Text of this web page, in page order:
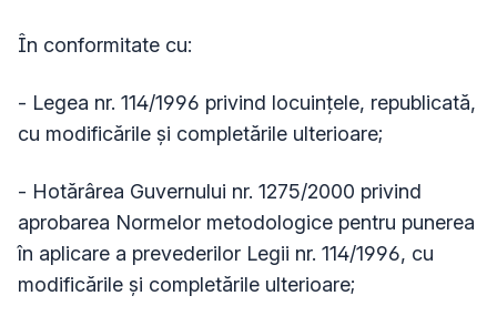
În conformitate cu:
- Legea nr. 114/1996 privind locuințele, republicată,
cu modificările și completările ulterioare;
- Hotărârea Guvernului nr. 1275/2000 privind
aprobarea Normelor metodologice pentru punerea
în aplicare a prevederilor Legii nr. 114/1996, cu
modificările și completările ulterioare;